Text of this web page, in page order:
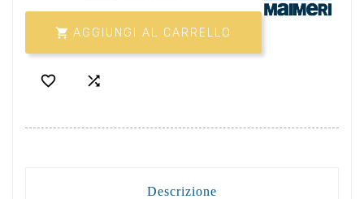
 AGGIUNGI AL CARRELLO
 
Descrizione